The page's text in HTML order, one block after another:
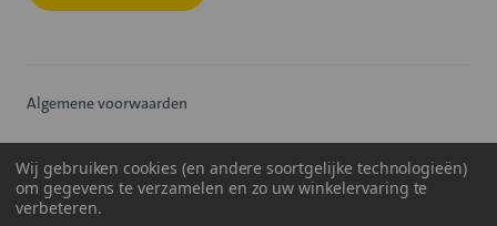
Algemene voorwaarden
Cookiebeleid
Wij gebruiken cookies (en andere soortgelijke technologieën)
om gegevens te verzamelen en zo uw winkelervaring te
verbeteren.